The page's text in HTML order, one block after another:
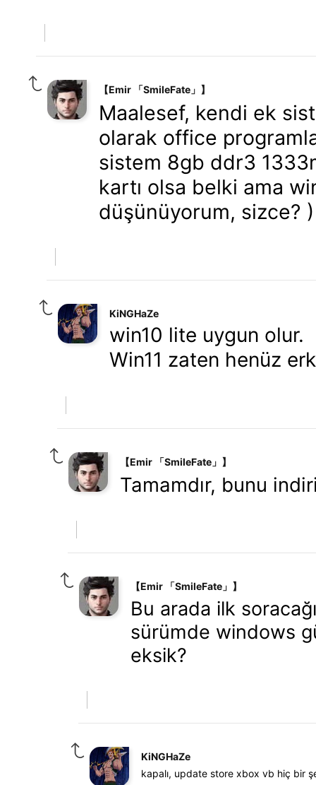
【Emir 「SmileFate」】
Maalesef, kendi ek
olarak office
sistem 8gb ddr3
kartı olsa belki ama
düşünüyorum, sizce? )
KiNGHaZe
win10 lite uygun olur.
Win11 zaten henüz
【Emir 「SmileFate」】
Tamamdır, bunu
【Emir 「SmileFate」】
Bu arada ilk
sürümde windows
eksik?
KiNGHaZe
kapalı, update store xbox vb hiç bir